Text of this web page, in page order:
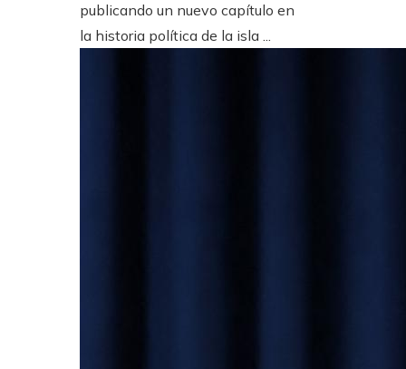
publicando un nuevo capítulo en
la historia política de la isla ...